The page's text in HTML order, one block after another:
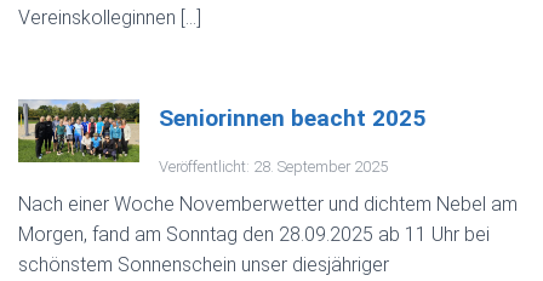
Vereinskolleginnen […]
Seniorinnen beacht 2025
Veröffentlicht: 28. September 2025
Nach einer Woche Novemberwetter und dichtem Nebel am
Morgen, fand am Sonntag den 28.09.2025 ab 11 Uhr bei
schönstem Sonnenschein unser diesjähriger